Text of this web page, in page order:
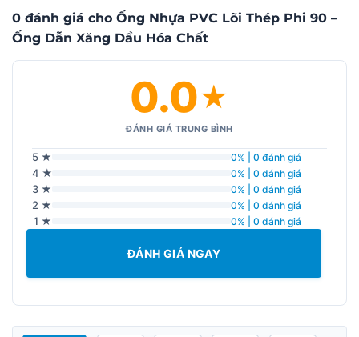
0 đánh giá cho Ống Nhựa PVC Lõi Thép Phi 90 –
Ống Dẫn Xăng Dầu Hóa Chất
0.0★
ĐÁNH GIÁ TRUNG BÌNH
5 ★ 0% | 0 đánh giá
4 ★ 0% | 0 đánh giá
3 ★ 0% | 0 đánh giá
2 ★ 0% | 0 đánh giá
1 ★ 0% | 0 đánh giá
ĐÁNH GIÁ NGAY